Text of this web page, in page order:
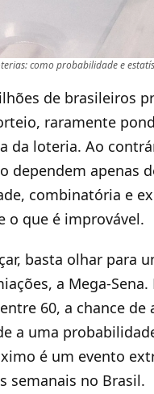
como probabilidade e
de brasileiros
raramente
da loteria. Ao
dependem apenas
combinatória e
o que é improvável.
basta olhar para
a Mega-
60, a chance de
a uma
é um evento
semanais no Brasil.